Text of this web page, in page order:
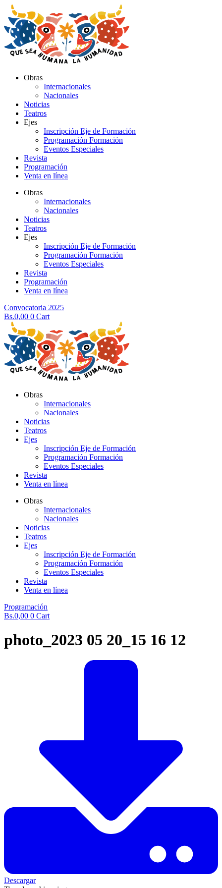
al
contenido
Obras
Internacionales
Nacionales
Noticias
Teatros
Ejes
Inscripción Eje de Formación
Programación Formación
Eventos Especiales
Revista
Programación
Venta en línea
Obras
Internacionales
Nacionales
Noticias
Teatros
Ejes
Inscripción Eje de Formación
Programación Formación
Eventos Especiales
Revista
Programación
Venta en línea
Convocatoria 2025
Bs.0,00 0 Cart
Obras
Internacionales
Nacionales
Noticias
Teatros
Ejes
Inscripción Eje de Formación
Programación Formación
Eventos Especiales
Revista
Venta en línea
Obras
Internacionales
Nacionales
Noticias
Teatros
Ejes
Inscripción Eje de Formación
Programación Formación
Eventos Especiales
Revista
Venta en línea
Programación
Bs.0,00 0 Cart
photo_2023 05 20_15 16 12
Descargar